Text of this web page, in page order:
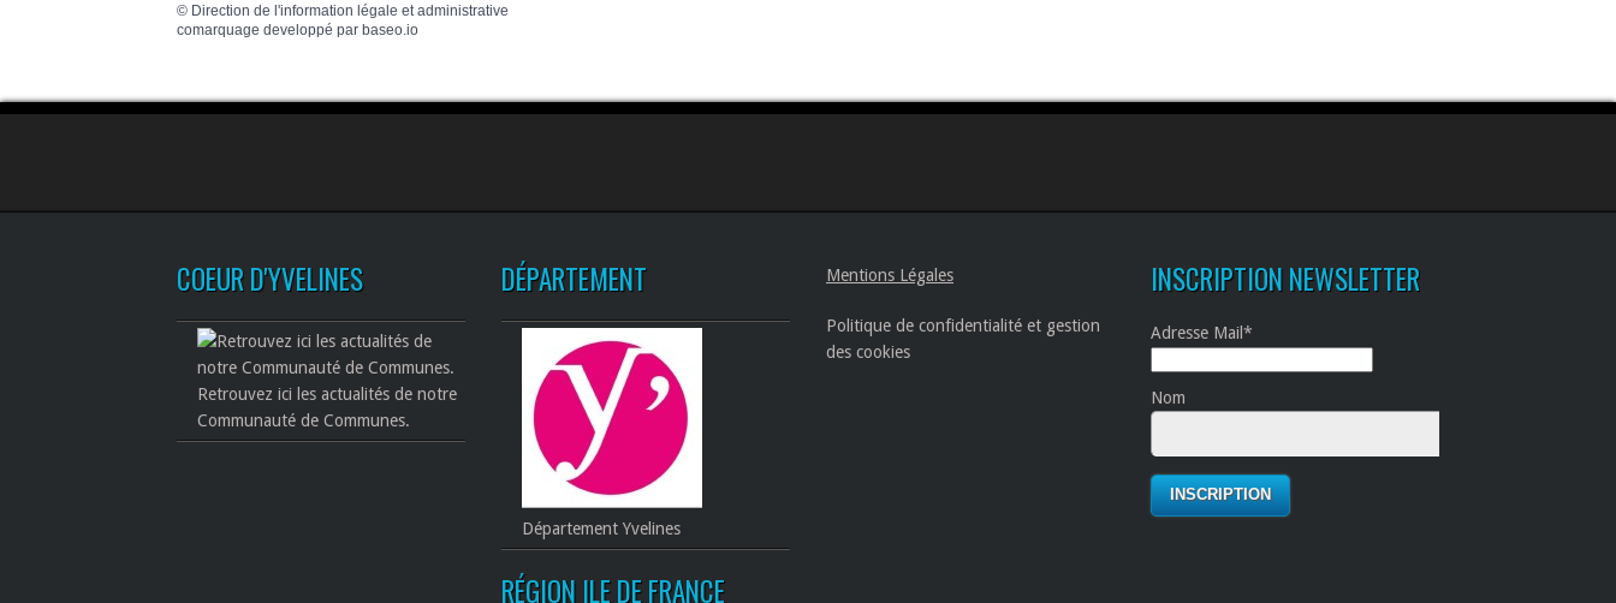
© Direction de l'information légale et administrative
comarquage developpé par baseo.io
COEUR D'YVELINES
Retrouvez ici les actualités de notre
Communauté de Communes.
DÉPARTEMENT
Département Yvelines
RÉGION ILE DE FRANCE
Mentions Légales
Politique de confidentialité et gestion
des cookies
INSCRIPTION NEWSLETTER
Adresse Mail*
Nom